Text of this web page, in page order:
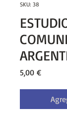
SKU: 38
5,00 €Precio